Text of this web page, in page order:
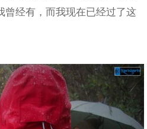
曾经有，而我现在已经过了这